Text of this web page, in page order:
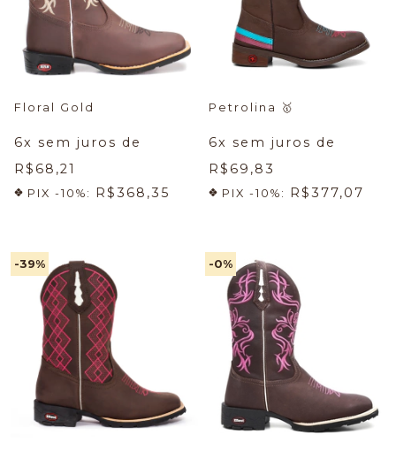
Floral Gold
6x sem juros de
R$68,21
PIX -10%: R$368,35
Petrolina 🥇
6x sem juros de
R$69,83
PIX -10%: R$377,07
-39% -0%